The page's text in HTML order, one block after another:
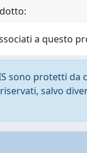
a questo
sono protetti da
salvo